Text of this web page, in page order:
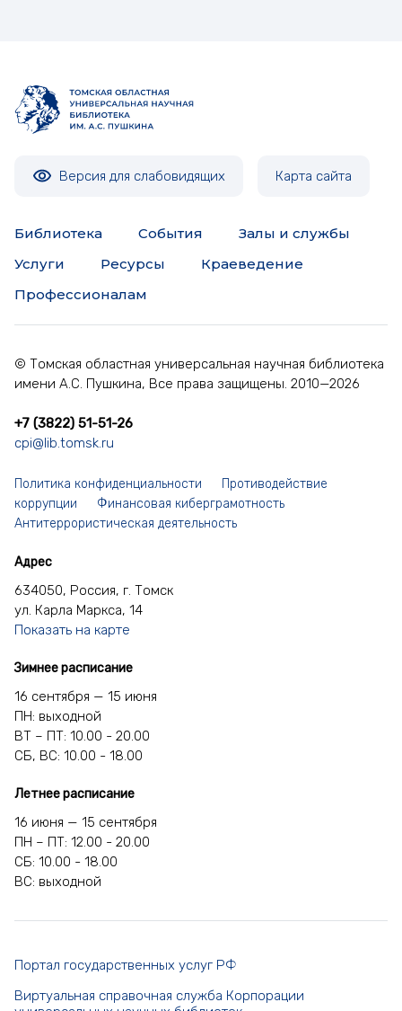
Версия для слабовидящих Карта сайта
Библиотека События
Залы и службы
Услуги
Ресурсы
Краеведение
Профессионалам
© Томская областная универсальная научная библиотека
имени А.С. Пушкина, Все права защищены. 2010—2026
+7 (3822) 51-51-26
cpi@lib.tomsk.ru
Политика конфиденциальности
Противодействие
коррупции
Финансовая киберграмотность
Антитеррористическая деятельность
Адрес
634050, Россия, г. Томск
ул. Карла Маркса, 14
Показать на карте
Зимнее расписание
16 сентября — 15 июня
ПН: выходной
ВТ – ПТ: 10.00 - 20.00
СБ, ВС: 10.00 - 18.00
Летнее расписание
16 июня — 15 сентября
ПН – ПТ: 12.00 - 20.00
СБ: 10.00 - 18.00
ВС: выходной
Портал государственных услуг РФ
Виртуальная справочная служба Корпорации